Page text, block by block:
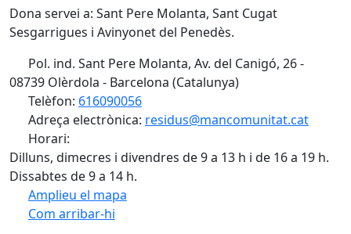
Dona servei a: Sant Pere Molanta, Sant Cugat
Sesgarrigues i Avinyonet del Penedès.
Pol. ind. Sant Pere Molanta, Av. del Canigó, 26 -
08739 Olèrdola - Barcelona (Catalunya)
Telèfon: 616090056
Adreça electrònica: residus@mancomunitat.cat
Horari:
Dilluns, dimecres i divendres de 9 a 13 h i de 16 a 19 h.
Dissabtes de 9 a 14 h.
Amplieu el mapa
Com arribar-hi